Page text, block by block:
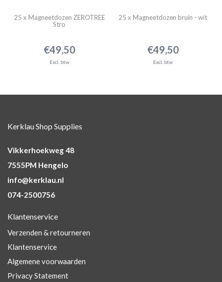
25 x Magneetdozen ZEROTREE
Stro
€49,50
Excl. btw
25 x Magneetdozen bruin - wit
€49,50
Excl. btw
Kerklau Shop Supplies
Vikkerhoekweg 48
7555PM Hengelo
info@kerklau.nl
074-2500756
Klantenservice
Verzenden & retourneren
Klantenservice
Algemene voorwaarden
Privacy Statement